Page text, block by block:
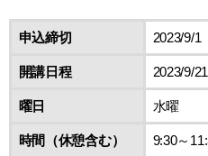
申込締切 2023/9/1
開講日程 2023/9/
曜日 水曜
時間（休憩含む） 9:30～